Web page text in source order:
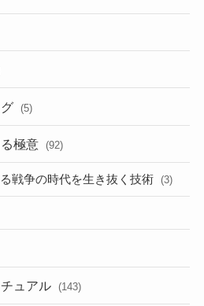
(5)
極意 (92)
戦争の時代を生き抜く技術 (3)
ュアル (143)